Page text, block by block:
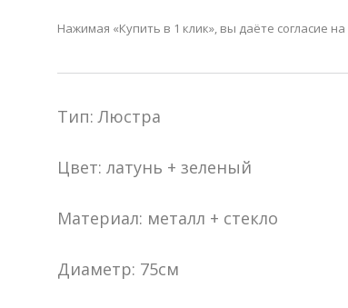
Нажимая «Купить в 1 клик», вы даёте согласие на
Тип: Люстра
Цвет: латунь + зеленый
Материал: металл + стекло
Диаметр: 75см